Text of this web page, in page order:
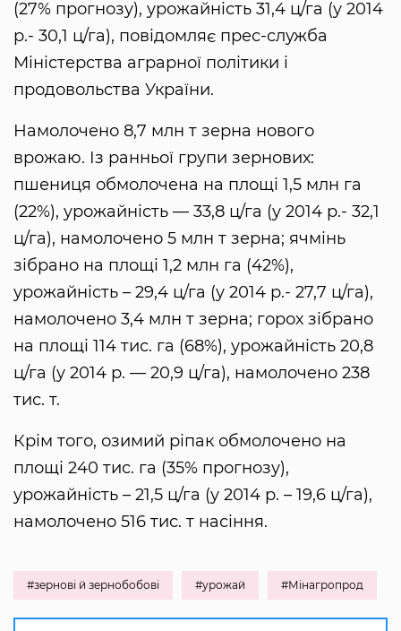
(27% прогнозу), урожайність 31,4 ц/га (у 2014
р.- 30,1 ц/га), повідомляє прес-служба
Міністерства аграрної політики і
продовольства України.
Намолочено 8,7 млн т зерна нового
врожаю. Із ранньої групи зернових:
пшениця обмолочена на площі 1,5 млн га
(22%), урожайність — 33,8 ц/га (у 2014 р.- 32,1
ц/га), намолочено 5 млн т зерна; ячмінь
зібрано на площі 1,2 млн га (42%),
урожайність – 29,4 ц/га (у 2014 р.- 27,7 ц/га),
намолочено 3,4 млн т зерна; горох зібрано
на площі 114 тис. га (68%), урожайність 20,8
ц/га (у 2014 р. — 20,9 ц/га), намолочено 238
тис. т.
Крім того, озимий ріпак обмолочено на
площі 240 тис. га (35% прогнозу),
урожайність – 21,5 ц/га (у 2014 р. – 19,6 ц/га),
намолочено 516 тис. т насіння.
#зернові й зернобобові #урожай #Мінагропрод